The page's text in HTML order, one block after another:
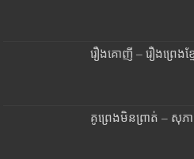
រឿងគោញី – រឿងព្រេងខ្ម
គូព្រេងមិនព្រាត់ – សុភ